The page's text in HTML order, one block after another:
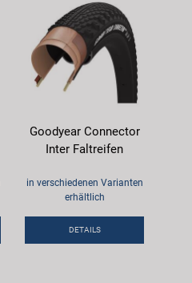
Goodyear Connector
Inter Faltreifen
in verschiedenen Varianten
erhältlich
DETAILS